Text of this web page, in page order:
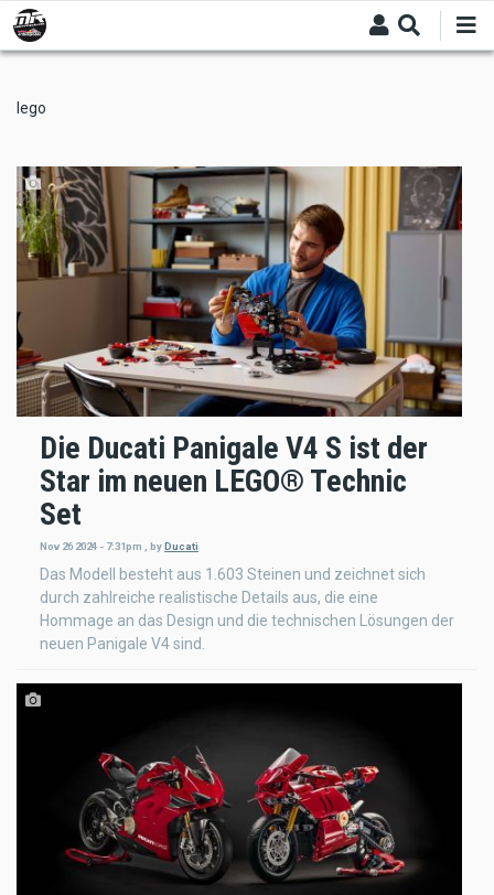
Skip
to
main
lego
Die Ducati Panigale V4 S ist der
Star im neuen LEGO® Technic
Set
Nov 26 2024 - 7:31pm , by Ducati
Das Modell besteht aus 1.603 Steinen und zeichnet sich
durch zahlreiche realistische Details aus, die eine
Hommage an das Design und die technischen Lösungen der
neuen Panigale V4 sind.